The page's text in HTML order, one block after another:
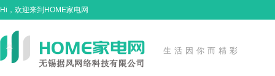
Hi，欢迎来到HOME家电网
生活因你而精彩